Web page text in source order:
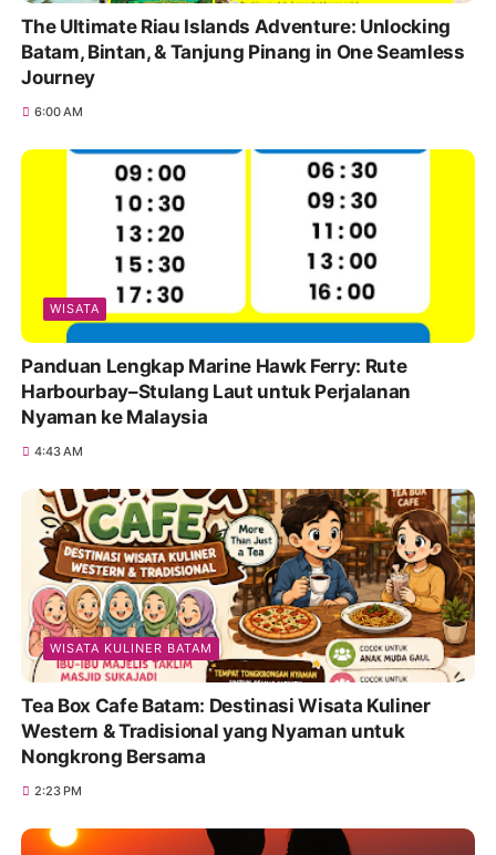
The Ultimate Riau Islands Adventure: Unlocking
Batam, Bintan, & Tanjung Pinang in One Seamless
Journey
6:00 AM
WISATA
Panduan Lengkap Marine Hawk Ferry: Rute
Harbourbay–Stulang Laut untuk Perjalanan
Nyaman ke Malaysia
4:43 AM
WISATA KULINER BATAM
Tea Box Cafe Batam: Destinasi Wisata Kuliner
Western & Tradisional yang Nyaman untuk
Nongkrong Bersama
2:23 PM